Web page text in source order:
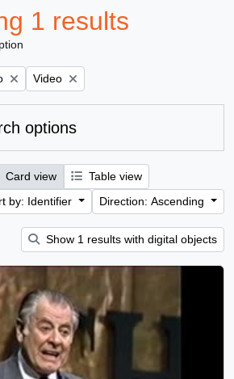
1 results
Remove filter:
Video
options
Card view
Table view
by: Identifier
Direction: Ascending
Show 1 results with digital objects